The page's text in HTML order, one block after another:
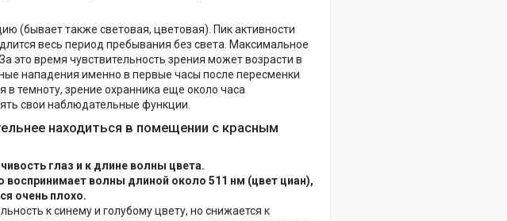
(бывает также световая, цветовая). Пик активности
весь период пребывания без света. Максимальное
это время чувствительность зрения может возрасти в
нападения именно в первые часы после пересменки
темноту, зрение охранника еще около часа
свои наблюдательные функции.
находиться в помещении с красным
глаз и к длине волны цвета.
воспринимает волны длиной около 511 нм (цвет циан),
очень плохо.
к синему и голубому цвету, но снижается к